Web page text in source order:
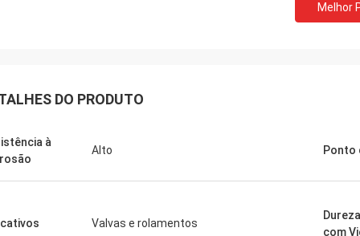
Melhor
DO PRODUTO
à
Alto Ponto
Valvas e rolamentos
com